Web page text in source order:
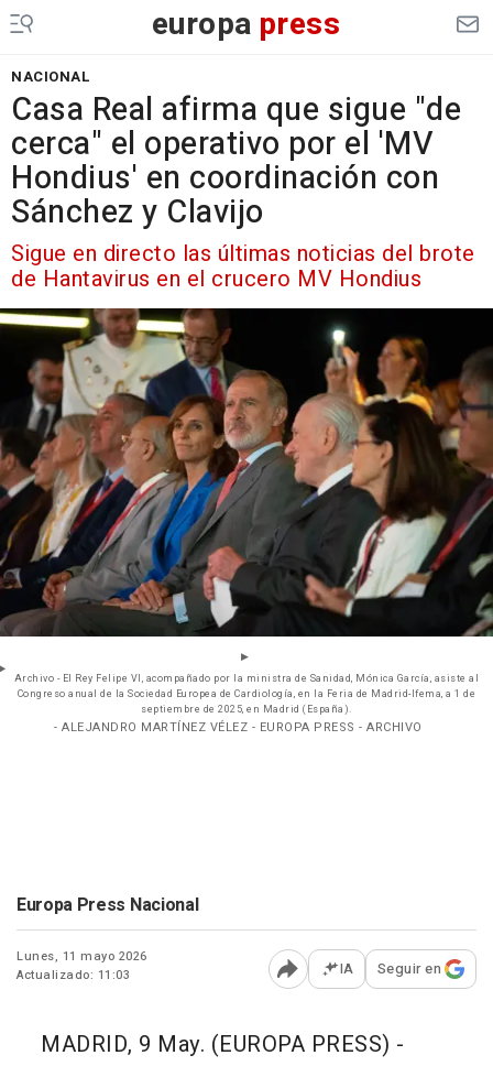
europa press
NACIONAL
Casa Real afirma que sigue "de
cerca" el operativo por el 'MV
Hondius' en coordinación con
Sánchez y Clavijo
Sigue en directo las últimas noticias del brote
de Hantavirus en el crucero MV Hondius
Archivo - El Rey Felipe VI, acompañado por la ministra de Sanidad, Mónica García, asiste al
Congreso anual de la Sociedad Europea de Cardiología, en la Feria de Madrid-Ifema, a 1 de
septiembre de 2025, en Madrid (España).
- ALEJANDRO MARTÍNEZ VÉLEZ - EUROPA PRESS - ARCHIVO
Europa Press Nacional
Lunes, 11 mayo 2026
Actualizado: 11:03
Abrir opciones para
IA Seguir en
MADRID, 9 May. (EUROPA PRESS) -